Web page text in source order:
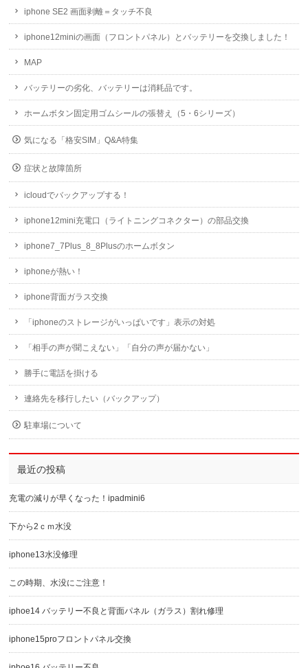
iphone SE2 画面剥離＝タッチ不良
iphone12miniの画面（フロントパネル）とバッテリーを交換しました！
MAP
バッテリーの劣化、バッテリーは消耗品です。
ホームボタン固定用ゴムシールの張替え（5・6シリーズ）
気になる「格安SIM」Q&A特集
症状と故障箇所
icloudでバックアップする！
iphone12mini充電口（ライトニングコネクター）の部品交換
iphone7_7Plus_8_8Plusのホームボタン
iphoneが熱い！
iphone背面ガラス交換
「iphoneのストレージがいっぱいです」表示の対処
「相手の声が聞こえない」「自分の声が届かない」
勝手に電話を掛ける
連絡先を移行したい（バックアップ）
駐車場について
最近の投稿
充電の減りが早くなった！ipadmini6
下から2ｃｍ水没
iphone13水没修理
この時期、水没にご注意！
iphoe14 バッテリー不良と背面パネル（ガラス）割れ修理
iphone15proフロントパネル交換